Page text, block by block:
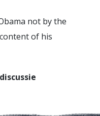
not by the
of his